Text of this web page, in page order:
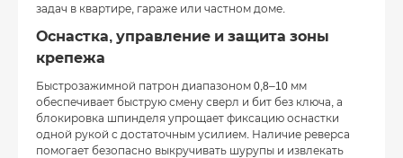
задач в квартире, гараже или частном доме.
Оснастка, управление и защита зоны
крепежа
Быстрозажимной патрон диапазоном 0,8–10 мм
обеспечивает быструю смену сверл и бит без ключа, а
блокировка шпинделя упрощает фиксацию оснастки
одной рукой с достаточным усилием. Наличие реверса
помогает безопасно выкручивать шурупы и извлекать